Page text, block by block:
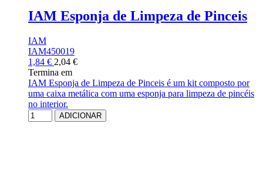
IAM Esponja de Limpeza de Pinceis
IAM
IAM450019
1,84 € 2,04 €
Termina em
IAM Esponja de Limpeza de Pinceis é um kit composto por
uma caixa metálica com uma esponja para limpeza de pincéis
no interior.
ADICIONAR